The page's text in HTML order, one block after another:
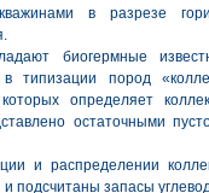
в разрезе
биогермные
типизации пород
определяет
остаточными
и распределении
запасы